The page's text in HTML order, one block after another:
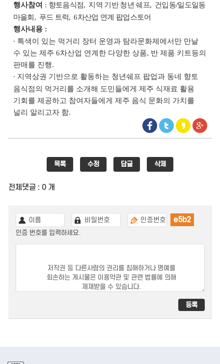
행사참여 : 향토음식점, 지역 기반 청년 쉐프, 건입동/일도일동
마을회, 푸드 트럭, 6차산업 연계 팝업스토어
행사내용 :
∙ 특색이 있는 먹거리 장터 운영과 탐라문화제에서만 만날
수 있는 제주 6차산업 연계한 다양한 상품, 반 제품 키트등의
판매를 진행.
∙ 지역상권 기반으로 활동하는 청년쉐프 팝업과 동네 향토
음식점의 먹거리를 소개해 도민들에게 제주 식재료 활용
기회를 제공하고 참여자들에게 제주 음식 문화의 가치를
널리 알리고자 함.
목록 수정 답글 삭제
전체댓글 : 0 개
e5b2
인증 번호를 입력하세요.